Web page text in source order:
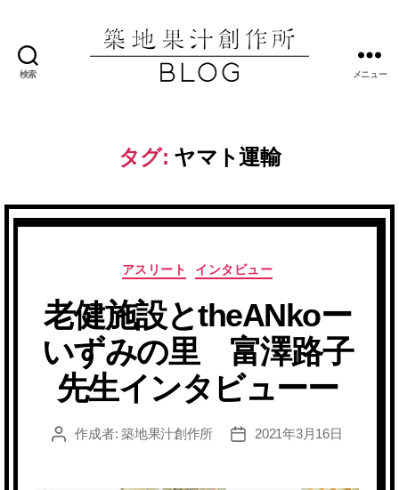
検索
汁
創
所
ブ
グ
メニュー
タグ: ヤマト運輸
カ
ゴ
リ
ー
アスリート インタビュー
老健施設とtheANkoー
いずみの里 富澤路子
先生インタビューー
投
作成者:築地果汁創作所
投
2021年3月16日